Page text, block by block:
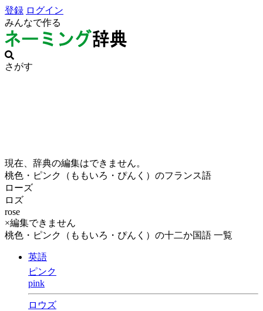
登録 ログイン
みんなで作る
さがす
現在、辞典の編集はできません。
桃色・ピンク（ももいろ・ぴんく）のフランス語
ローズ
ロズ
rose
×編集できません
桃色・ピンク（ももいろ・ぴんく）の十二か国語 一覧
英語
ピンク
pink
ロウズ